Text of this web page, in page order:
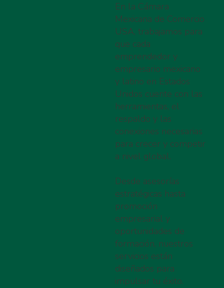
En la Cámara
Mexicana de Comercio
USA, trabajamos para
que cada
emprendedor y
empresario mexicano
y latino en Estados
Unidos cuente con las
herramientas, el
respaldo y las
conexiones necesarias
para crecer y competir
a nivel global.
Desde asesorías
estratégicas hasta
promoción
empresarial y
oportunidades de
formación, nuestros
servicios están
diseñados para
impulsar tu éxito.